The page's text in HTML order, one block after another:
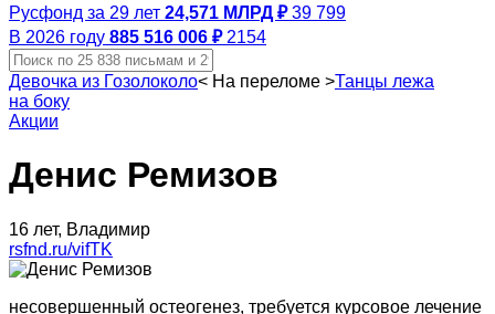
Русфонд за 29 лет 24,571 МЛРД ₽ 39 799
В 2026 году 885 516 006 ₽ 2154
Девочка из Гозолоколо< На переломе >Танцы лежа
на боку
Акции
Денис Ремизов
16 лет, Владимир
rsfnd.ru/vifTK
несовершенный остеогенез, требуется курсовое лечение